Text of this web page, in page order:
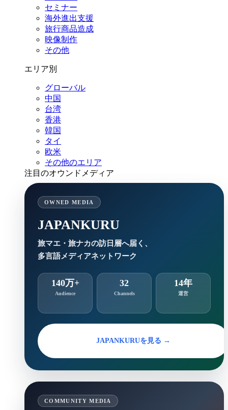
セミナー
海外進出支援
旅行商品造成
映像制作
その他
エリア別
グローバル
中国
台湾
香港
韓国
タイ
欧米
その他のエリア
注目のオウンドメディア
OWNED MEDIA
JAPANKURU
旅マエ・旅ナカの訪日層へ届く、
多言語メディアネットワーク
140万+
Audience
32
Channels
14年
運営
JAPANKURUを見る →
COMMUNITY MEDIA